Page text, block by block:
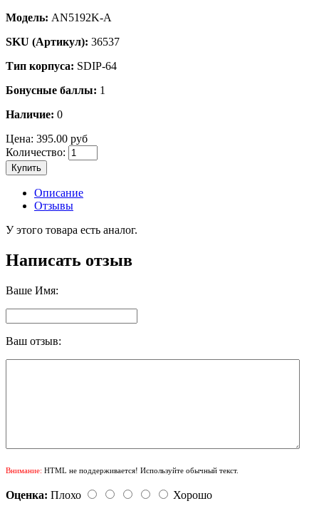
Модель: AN5192K-A
SKU (Артикул): 36537
Тип корпуса: SDIP-64
Бонусные баллы: 1
Наличие: 0
Цена: 395.00 руб
Количество:
Купить
Описание
Отзывы
У этого товара есть аналог.
Написать отзыв
Ваше Имя:
Ваш отзыв:
Внимание: HTML не поддерживается! Используйте обычный текст.
Оценка: Плохо
Хорошо